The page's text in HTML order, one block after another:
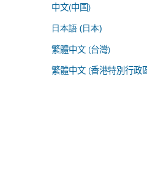
中文(中国)
日本語 (日本)
繁體中文 (台灣)
繁體中文 (香港特別行政